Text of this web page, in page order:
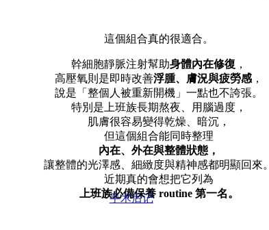
手术后记
這個組合真的很適合。
幹細胞靜脈注射幫助身體內在修復 ，
高壓氧則是即時改善浮腫、膚況與疲勞感 ，
說是「整個人被重新開機」一點也不誇張。
特別是上班族長期熬夜、用腦過度，
肌膚很容易變得乾燥、暗沉，
但這個組合能同時整理
內在、外在與整體狀態，
讓整體的光澤感、細緻度與精神感都明顯回來。
近期真的會想把它列為
上班族必備保養 routine 第一名。